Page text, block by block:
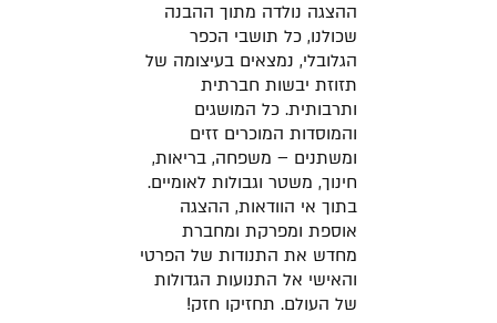
ההצגה נולדה מתוך ההבנה
שכולנו, כל תושבי הכפר
הגלובלי, נמצאים בעיצומה של
תזוזת יבשות חברתית
ותרבותית. כל המושגים
והמוסדות המוכרים זזים
ומשתנים – משפחה, בריאות,
חינוך, משטר וגבולות לאומיים.
בתוך אי הוודאות, ההצגה
אוספת ומפרקת ומחברת
מחדש את התנודות של הפרטי
והאישי אל התנועות הגדולות
של העולם. תחזיקו חזק!